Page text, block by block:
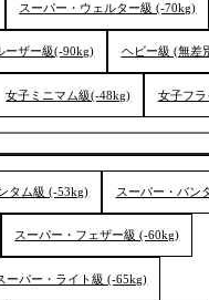
スーパー・ウェルター級 (-70kg)
ーザー級(-90kg) ヘビー級 (無差
女子ミニマム級(-48kg) 女子フ
タム級 (-53kg) スーパー・バン
スーパー・フェザー級 (-60kg)
ーパー・ライト級 (-65kg)